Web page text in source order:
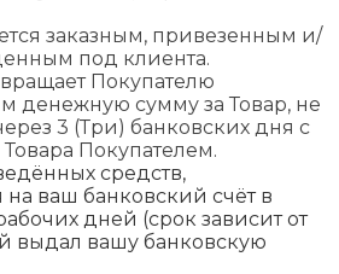
заказным, привезенным и/
под клиента.
Покупателю
денежную сумму за Товар, не
3 (Три) банковских дня с
Товара Покупателем.
средств,
на ваш банковский счёт в
дней (срок зависит от
выдал вашу банковскую